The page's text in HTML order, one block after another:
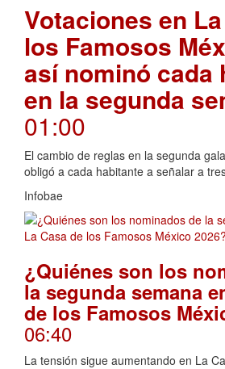
Votaciones en
los Famosos
así nominó cada
en la segunda
01:00
El cambio de reglas en la segunda
obligó a cada habitante a señalar a
Infobae
¿Quiénes son los
la segunda semana
de los Famosos
06:40
La tensión sigue aumentando en La